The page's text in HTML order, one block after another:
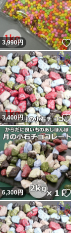
3,990円
3,400円
6,300円